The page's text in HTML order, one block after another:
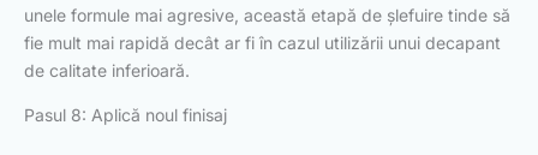
unele formule mai agresive, această etapă de șlefuire tinde să
fie mult mai rapidă decât ar fi în cazul utilizării unui decapant
de calitate inferioară.
Pasul 8: Aplică noul finisaj